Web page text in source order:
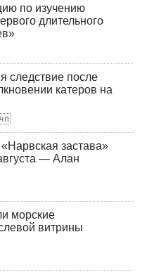
по изучению
длительного
следствие после
катеров на
застава»
— Алан
морские
витрины